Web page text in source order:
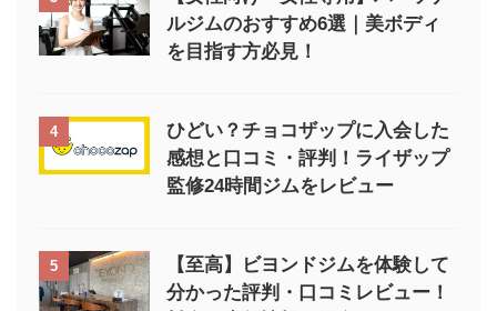
ルジムのおすすめ6選｜美ボディ
を目指す方必見！
4
ひどい？チョコザップに入会した
感想と口コミ・評判！ライザップ
監修24時間ジムをレビュー
5
【至高】ビヨンドジムを体験して
分かった評判・口コミレビュー！